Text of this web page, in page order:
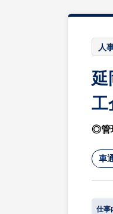
人
延
工
◎管
車
仕事